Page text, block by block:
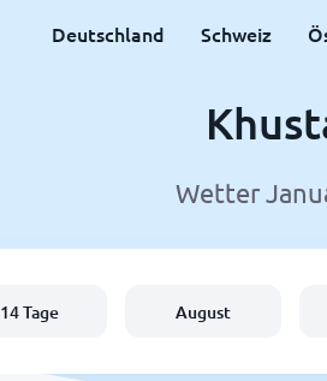
Deutschland Schweiz
Wetter
14 Tage August